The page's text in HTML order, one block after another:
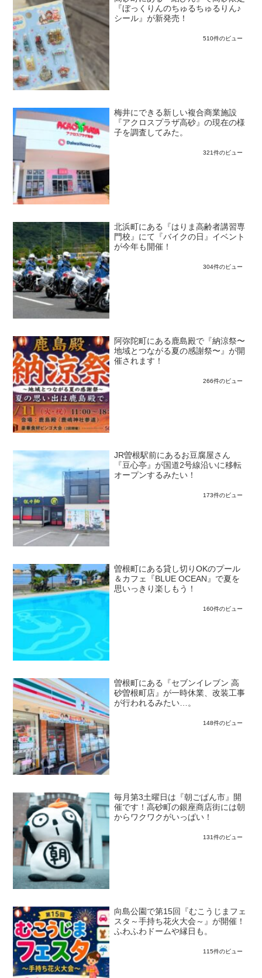
『ぼっくりんのちゅるちゅるりん♪
シール』が新発売！
510件のビュー
梅井にできる新しい複合商業施設
『アクロスプラザ高砂』の現在の様
子を調査してみた。
321件のビュー
北浜町にある『はりま高齢者講習専
門校』にて『バイクの日』イベント
が今年も開催！
304件のビュー
阿弥陀町にある鹿島殿で『納涼祭〜
地域とつながる夏の感謝祭〜』が開
催されます！
266件のビュー
JR曽根駅前にあるお豆腐屋さん
『豆心亭』が国道2号線沿いに移転
オープンするみたい！
173件のビュー
曽根町にある貸し切りOKのプール
＆カフェ『BLUE OCEAN』で夏を
思いっきり楽しもう！
160件のビュー
曽根町にある『セブンイレブン 高
砂曽根町店』が一時休業、改装工事
が行われるみたい…。
148件のビュー
毎月第3土曜日は『朝ごぱん市』開
催です！高砂町の銀座商店街には朝
からワクワクがいっぱい！
131件のビュー
向島公園で第15回『むこうじまフェ
スタ～手持ち花火大会～』が開催！
ふわふわドームや縁日も。
115件のビュー